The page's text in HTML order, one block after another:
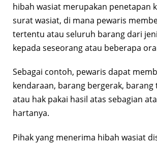
hibah wasiat merupakan penetapan
surat wasiat, di mana pewaris
tertentu atau seluruh barang dari
kepada seseorang atau beberapa
Sebagai contoh, pewaris dapat
kendaraan, barang bergerak, barang
atau hak pakai hasil atas sebagian
hartanya.
Pihak yang menerima hibah wasiat